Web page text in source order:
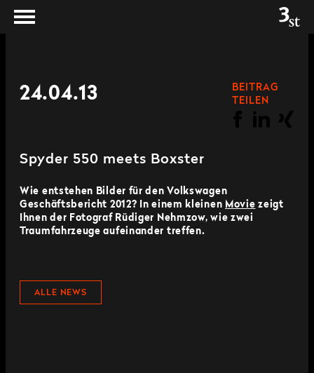
24.04.13
BEITRAG
TEILEN
Spyder 550 meets Boxster
Wie entstehen Bilder für den Volkswagen
Geschäftsbericht 2012? In einem kleinen Movie zeigt
Ihnen der Fotograf Rüdiger Nehmzow, wie zwei
Traumfahrzeuge aufeinander treffen.
ALLE NEWS